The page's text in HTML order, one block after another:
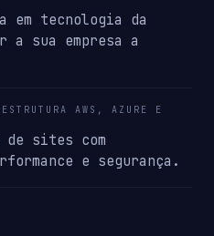
em tecnologia da
a sua empresa a
AWS, AZURE E
de sites com
e segurança.